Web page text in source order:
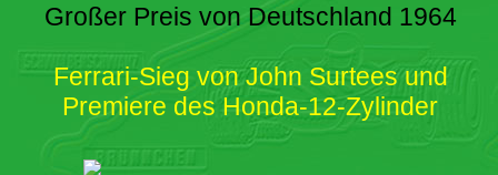
Großer Preis von Deutschland 1964
Ferrari-Sieg von John Surtees und
Premiere des Honda-12-Zylinder